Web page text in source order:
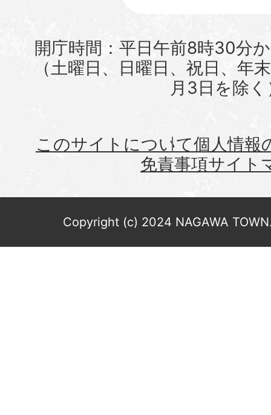
開庁時間：平日午前8時30分
（土曜日、日曜日、祝日、年
月3日を除く
このサイトについて個人情報
免責事項サイト
Copyright (c) 2024 NAGAWA